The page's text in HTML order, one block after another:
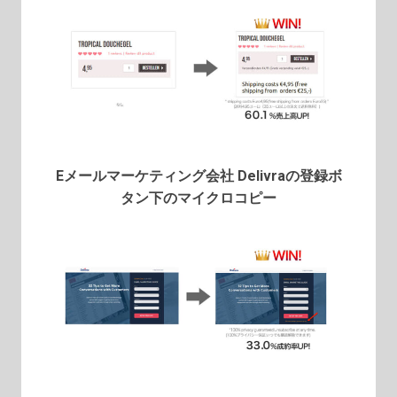
Eメールマーケティング会社 Delivraの登録ボ
タン下のマイクロコピー